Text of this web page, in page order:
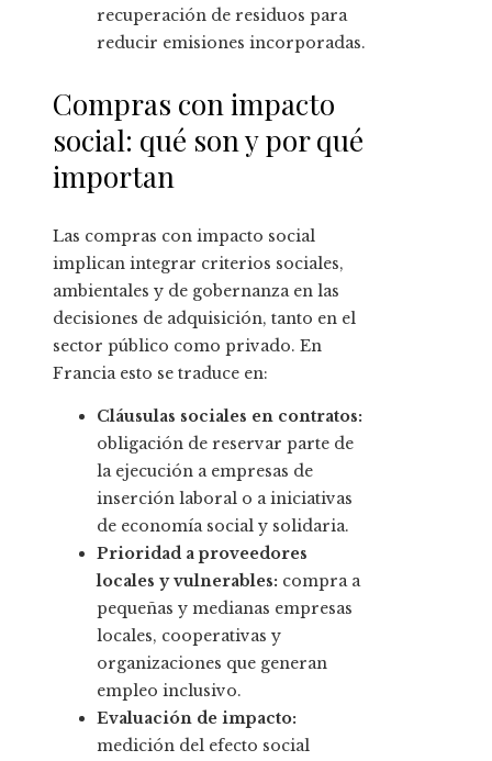
recuperación de residuos para
reducir emisiones incorporadas.
Compras con impacto
social: qué son y por qué
importan
Las compras con impacto social
implican integrar criterios sociales,
ambientales y de gobernanza en las
decisiones de adquisición, tanto en el
sector público como privado. En
Francia esto se traduce en:
Cláusulas sociales en contratos:
obligación de reservar parte de
la ejecución a empresas de
inserción laboral o a iniciativas
de economía social y solidaria.
Prioridad a proveedores
locales y vulnerables: compra a
pequeñas y medianas empresas
locales, cooperativas y
organizaciones que generan
empleo inclusivo.
Evaluación de impacto:
medición del efecto social